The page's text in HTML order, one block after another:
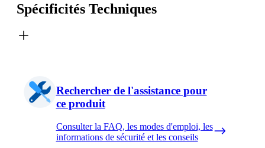
Spécificités Techniques
Rechercher de l'assistance pour
ce produit
Consulter la FAQ, les modes d'emploi, les
informations de sécurité et les conseils